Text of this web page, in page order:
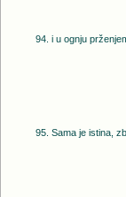
94. i u ognju
95. Sama je istina,